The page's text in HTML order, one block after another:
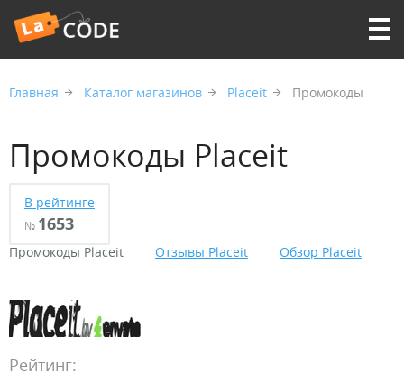
Главная Каталог магазинов Placeit Промокоды
Промокоды Placeit
В рейтинге
№ 1653
Промокоды Placeit Отзывы Placeit Обзор Placeit
Рейтинг: